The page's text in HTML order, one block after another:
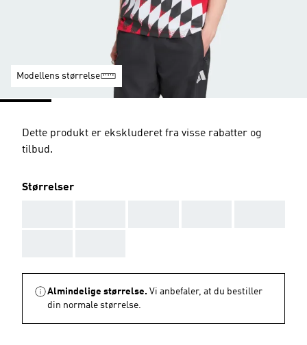
Modellens størrelse
Dette produkt er ekskluderet fra visse rabatter og
tilbud.
Størrelser
Almindelige størrelse. Vi anbefaler, at du bestiller
din normale størrelse.